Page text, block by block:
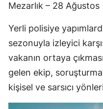
Mezarlık – 28 Ağustos
Yerli polisiye
sezonuyla izleyici
vakanın ortaya
gelen ekip,
kişisel ve sarsıcı